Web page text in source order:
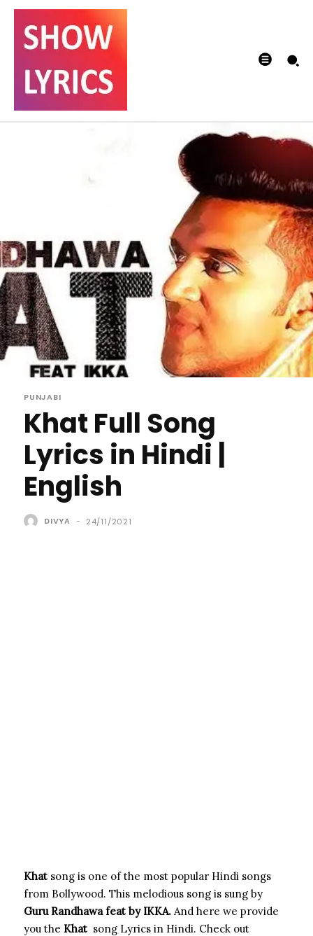
PUNJABI
Khat Full Song
Lyrics in Hindi |
English
DIVYA - 24/11/2021
Khat song is one of the most popular Hindi songs
from Bollywood. This melodious song is sung by
Guru Randhawa feat by IKKA. And here we provide
you the Khat song Lyrics in Hindi. Check out